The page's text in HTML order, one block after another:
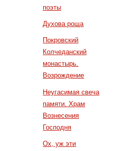
поэты
Духова роща
Покровский
Колчеданский
монастырь.
Возрождение
Неугасимая свеча
памяти. Храм
Вознесения
Господня
Ох, уж эти